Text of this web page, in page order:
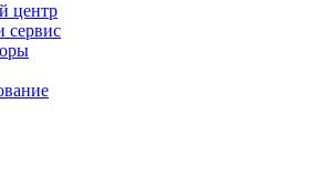
центр
сервис